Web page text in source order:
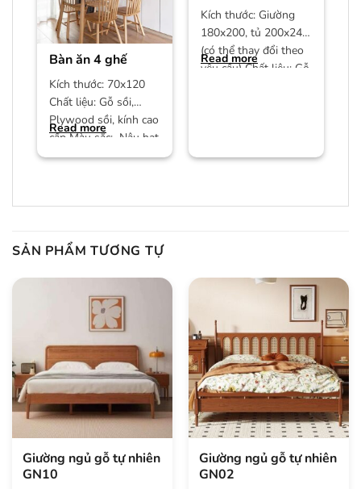
Bàn ăn 4 ghế
Kích thước: 70x120
Chất liệu: Gỗ sồi,
Plywood sồi, kính cao
cấp Màu sắc: Nâu hạt
dẻ/màu trần Bảo
Read more
Kích thước: Giường
180x200, tủ 200x240
(có thể thay đổi theo
yêu cầu) Chất liệu: Gỗ
Read more
SẢN PHẨM TƯƠNG TỰ
Giường ngủ gỗ tự nhiên
GN10
Giường ngủ gỗ tự nhiên
GN02